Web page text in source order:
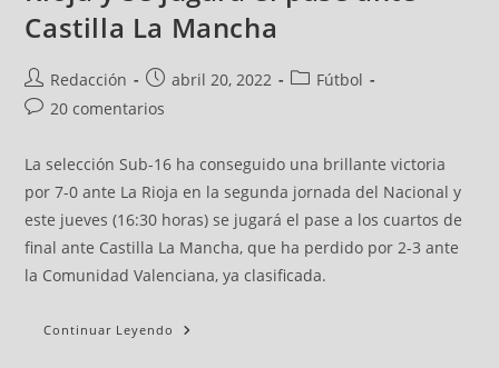
Castilla La Mancha
Redacción abril 20, 2022
Fútbol
20 comentarios
La selección Sub-16 ha conseguido una brillante victoria
por 7-0 ante La Rioja en la segunda jornada del Nacional y
este jueves (16:30 horas) se jugará el pase a los cuartos de
final ante Castilla La Mancha, que ha perdido por 2-3 ante
la Comunidad Valenciana, ya clasificada.
Continuar Leyendo